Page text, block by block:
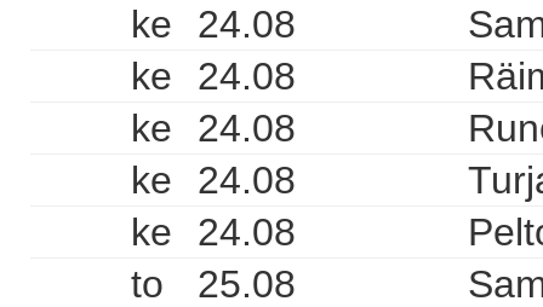
ke
24.08
ke
24.08
ke
24.08
ke
24.08
ke
24.08
to
25.08